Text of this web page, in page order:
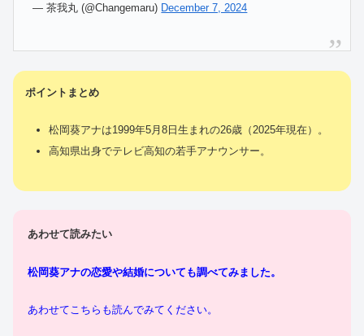
— 茶我丸 (@Changemaru) December 7, 2024
ポイントまとめ
松岡葵アナは1999年5月8日生まれの26歳（2025年現在）。
高知県出身でテレビ高知の若手アナウンサー。
あわせて読みたい
松岡葵アナの恋愛や結婚についても調べてみました。
あわせてこちらも読んでみてください。